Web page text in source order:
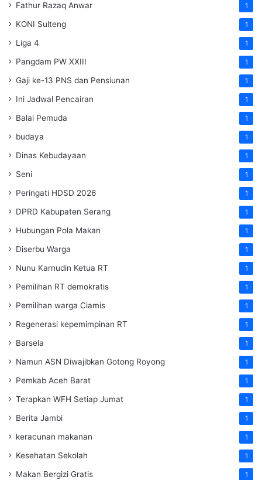
Fathur Razaq Anwar 1
KONI Sulteng 1
Liga 4 1
Pangdam PW XXIII 1
Gaji ke-13 PNS dan Pensiunan 1
Ini Jadwal Pencairan 1
Balai Pemuda 1
budaya 1
Dinas Kebudayaan 1
Seni 1
Peringati HDSD 2026 1
DPRD Kabupaten Serang 1
Hubungan Pola Makan 1
Diserbu Warga 1
Nunu Karnudin Ketua RT 1
Pemilihan RT demokratis 1
Pemilihan warga Ciamis 1
Regenerasi kepemimpinan RT 1
Barsela 1
Namun ASN Diwajibkan Gotong Royong 1
Pemkab Aceh Barat 1
Terapkan WFH Setiap Jumat 1
Berita Jambi 1
keracunan makanan 1
Kesehatan Sekolah 1
Makan Bergizi Gratis 1